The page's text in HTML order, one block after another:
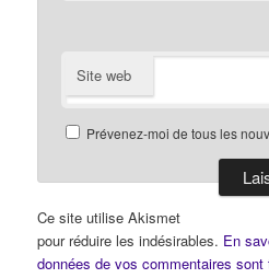
Site web
Prévenez-moi de tous les
Ce site utilise Akismet
pour réduire les indésirables. En
données de vos commentaires sont